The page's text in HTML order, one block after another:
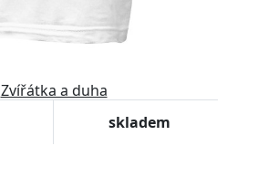
Zvířátka a duha
skladem